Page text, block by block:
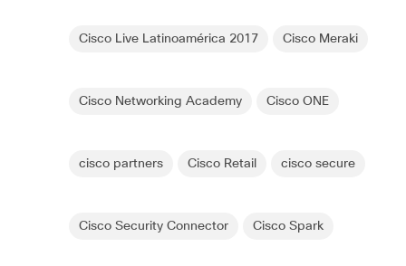
Cisco Live Latinoamérica 2017 Cisco Meraki
Cisco Networking Academy Cisco ONE
cisco partners Cisco Retail cisco secure
Cisco Security Connector Cisco Spark